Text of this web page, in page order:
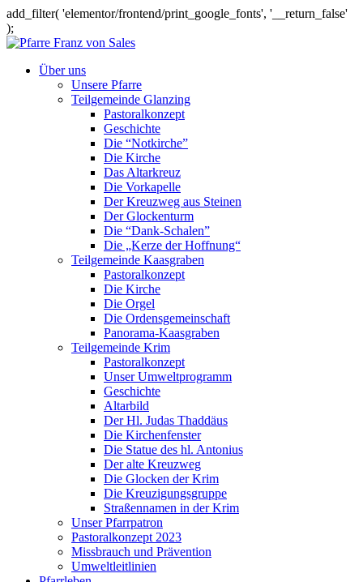
add_filter( 'elementor/frontend/print_google_fonts', '__return_false'
);
Über uns
Unsere Pfarre
Teilgemeinde Glanzing
Pastoralkonzept
Geschichte
Die “Notkirche”
Die Kirche
Das Altarkreuz
Die Vorkapelle
Der Kreuzweg aus Steinen
Der Glockenturm
Die “Dank-Schalen”
Die „Kerze der Hoffnung“
Teilgemeinde Kaasgraben
Pastoralkonzept
Die Kirche
Die Orgel
Die Ordensgemeinschaft
Panorama-Kaasgraben
Teilgemeinde Krim
Pastoralkonzept
Unser Umweltprogramm
Geschichte
Altarbild
Der Hl. Judas Thaddäus
Die Kirchenfenster
Die Statue des hl. Antonius
Der alte Kreuzweg
Die Glocken der Krim
Die Kreuzigungsgruppe
Straßennamen in der Krim
Unser Pfarrpatron
Pastoralkonzept 2023
Missbrauch und Prävention
Umweltleitlinien